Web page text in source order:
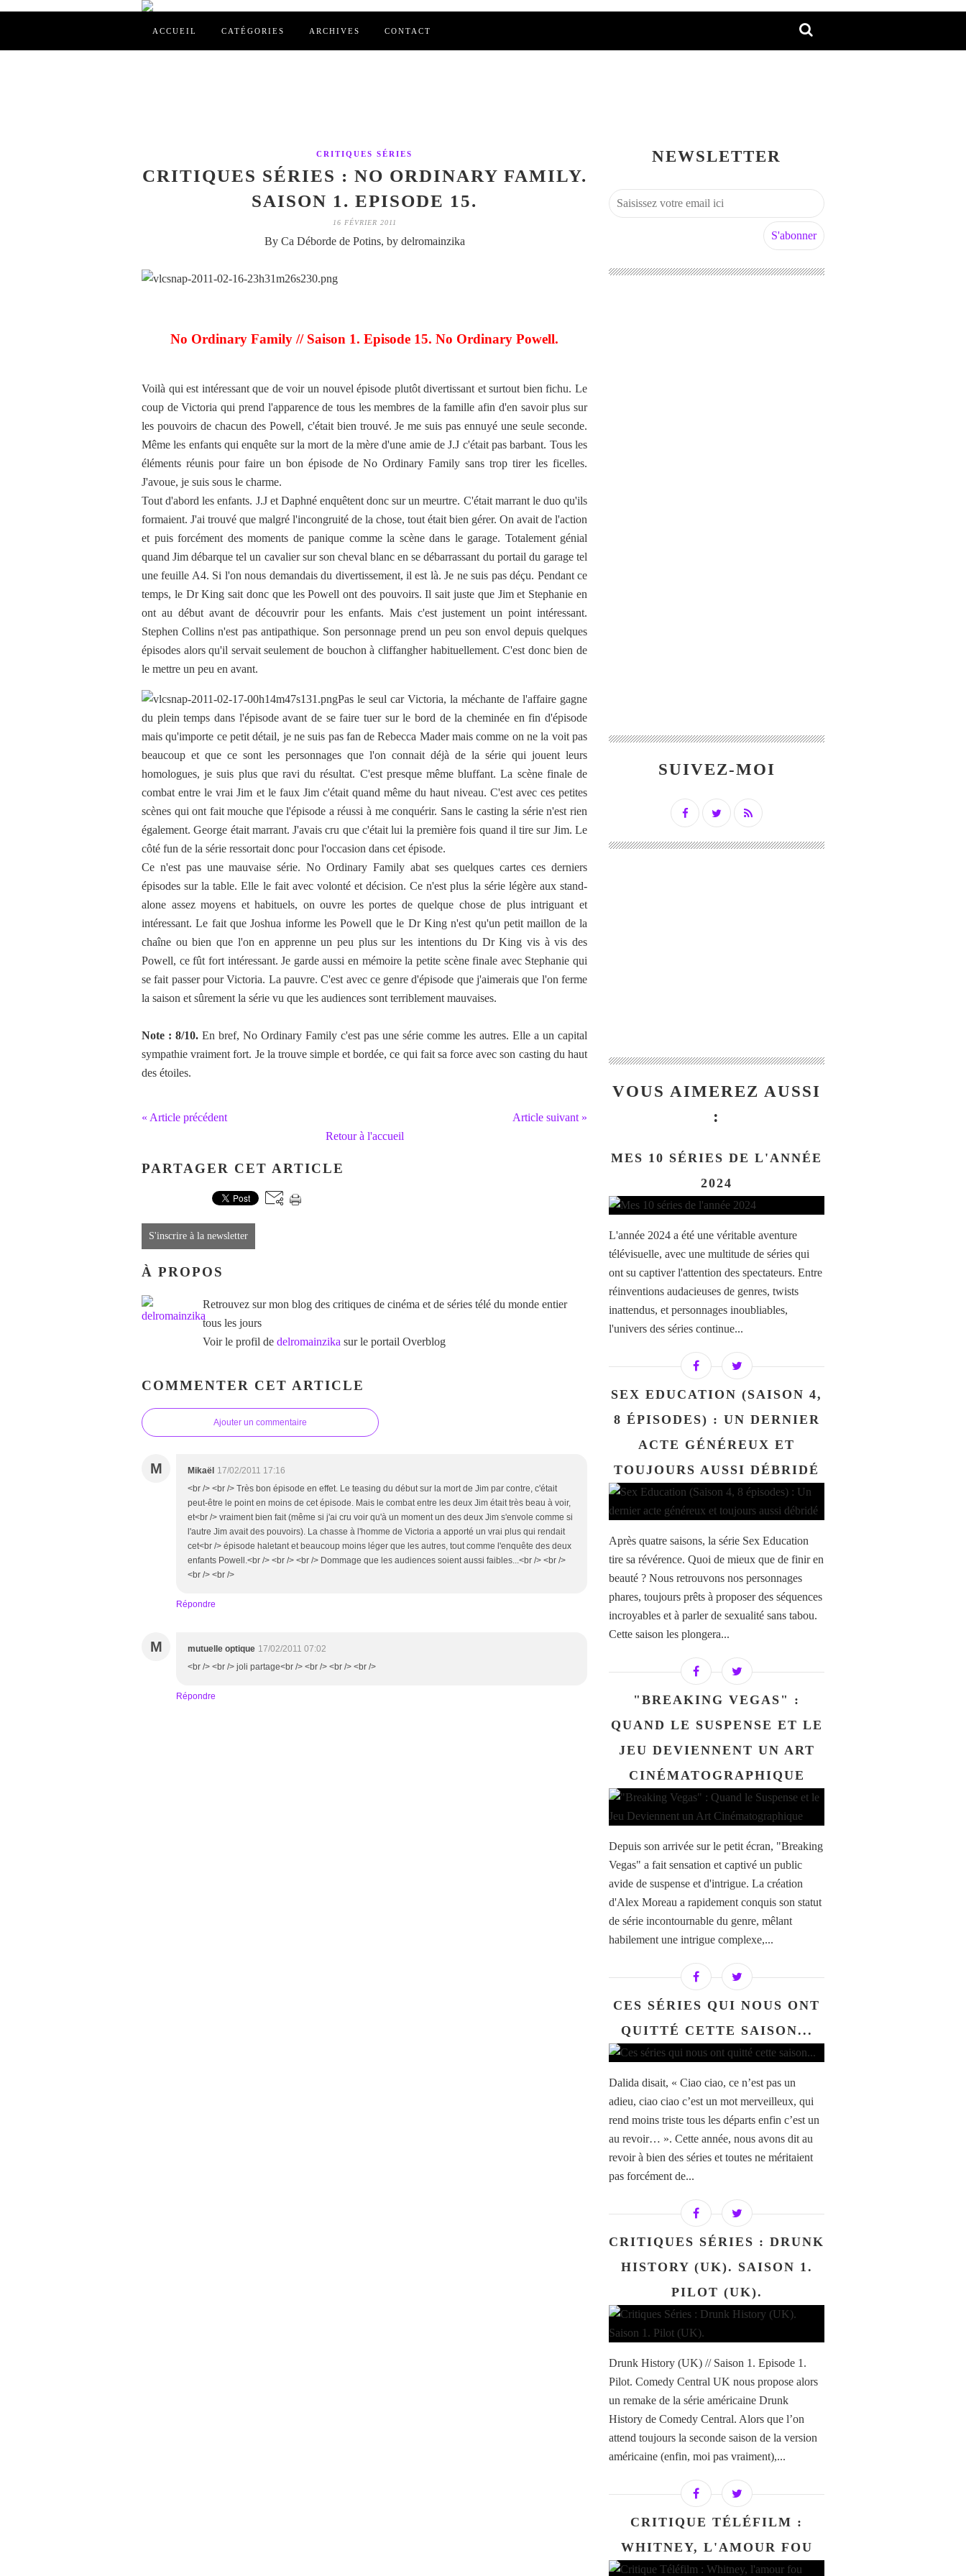
ACCUEIL CATÉGORIES ARCHIVES CONTACT
CRITIQUES SÉRIES
CRITIQUES SÉRIES : NO ORDINARY FAMILY.
SAISON 1. EPISODE 15.
16 FÉVRIER 2011
By Ca Déborde de Potins, by delromainzika
No Ordinary Family // Saison 1. Episode 15. No Ordinary Powell.
Voilà qui est intéressant que de voir un nouvel épisode plutôt divertissant et surtout bien fichu. Le
coup de Victoria qui prend l'apparence de tous les membres de la famille afin d'en savoir plus sur
les pouvoirs de chacun des Powell, c'était bien trouvé. Je me suis pas ennuyé une seule seconde.
Même les enfants qui enquête sur la mort de la mère d'une amie de J.J c'était pas barbant. Tous les
éléments réunis pour faire un bon épisode de No Ordinary Family sans trop tirer les ficelles.
J'avoue, je suis sous le charme.
Tout d'abord les enfants. J.J et Daphné enquêtent donc sur un meurtre. C'était marrant le duo qu'ils
formaient. J'ai trouvé que malgré l'incongruité de la chose, tout était bien gérer. On avait de l'action
et puis forcément des moments de panique comme la scène dans le garage. Totalement génial
quand Jim débarque tel un cavalier sur son cheval blanc en se débarrassant du portail du garage tel
une feuille A4. Si l'on nous demandais du divertissement, il est là. Je ne suis pas déçu. Pendant ce
temps, le Dr King sait donc que les Powell ont des pouvoirs. Il sait juste que Jim et Stephanie en
ont au début avant de découvrir pour les enfants. Mais c'est justement un point intéressant.
Stephen Collins n'est pas antipathique. Son personnage prend un peu son envol depuis quelques
épisodes alors qu'il servait seulement de bouchon à cliffangher habituellement. C'est donc bien de
le mettre un peu en avant.
Pas le seul car Victoria, la méchante de l'affaire gagne
du plein temps dans l'épisode avant de se faire tuer sur le bord de la cheminée en fin d'épisode
mais qu'importe ce petit détail, je ne suis pas fan de Rebecca Mader mais comme on ne la voit pas
beaucoup et que ce sont les personnages que l'on connait déjà de la série qui jouent leurs
homologues, je suis plus que ravi du résultat. C'est presque même bluffant. La scène finale de
combat entre le vrai Jim et le faux Jim c'était quand même du haut niveau. C'est avec ces petites
scènes qui ont fait mouche que l'épisode a réussi à me conquérir. Sans le casting la série n'est rien
également. George était marrant. J'avais cru que c'était lui la première fois quand il tire sur Jim. Le
côté fun de la série ressortait donc pour l'occasion dans cet épisode.
Ce n'est pas une mauvaise série. No Ordinary Family abat ses quelques cartes ces derniers
épisodes sur la table. Elle le fait avec volonté et décision. Ce n'est plus la série légère aux stand-
alone assez moyens et habituels, on ouvre les portes de quelque chose de plus intriguant et
intéressant. Le fait que Joshua informe les Powell que le Dr King n'est qu'un petit maillon de la
chaîne ou bien que l'on en apprenne un peu plus sur les intentions du Dr King vis à vis des
Powell, ce fût fort intéressant. Je garde aussi en mémoire la petite scène finale avec Stephanie qui
se fait passer pour Victoria. La pauvre. C'est avec ce genre d'épisode que j'aimerais que l'on ferme
la saison et sûrement la série vu que les audiences sont terriblement mauvaises.
Note : 8/10. En bref, No Ordinary Family c'est pas une série comme les autres. Elle a un capital
sympathie vraiment fort. Je la trouve simple et bordée, ce qui fait sa force avec son casting du haut
des étoiles.
« Article précédent
Article suivant »
Retour à l'accueil
PARTAGER CET ARTICLE
S'inscrire à la newsletter
À PROPOS
Retrouvez sur mon blog des critiques de cinéma et de séries télé du monde entier
tous les jours
Voir le profil de delromainzika sur le portail Overblog
COMMENTER CET ARTICLE
Ajouter un commentaire
M Mikaël 17/02/2011 17:16
<br /> <br /> Très bon épisode en effet. Le teasing du début sur la mort de Jim par contre, c'était
peut-être le point en moins de cet épisode. Mais le combat entre les deux Jim était très beau à voir,
et<br /> vraiment bien fait (même si j'ai cru voir qu'à un moment un des deux Jim s'envole comme si
l'autre Jim avait des pouvoirs). La chasse à l'homme de Victoria a apporté un vrai plus qui rendait
cet<br /> épisode haletant et beaucoup moins léger que les autres, tout comme l'enquête des deux
enfants Powell.<br /> <br /> <br /> Dommage que les audiences soient aussi faibles...<br /> <br />
<br /> <br />
Répondre
M mutuelle optique 17/02/2011 07:02
<br /> <br /> joli partage<br /> <br /> <br /> <br />
Répondre
NEWSLETTER
SUIVEZ-MOI
VOUS AIMEREZ AUSSI
:
MES 10 SÉRIES DE L'ANNÉE
2024
L'année 2024 a été une véritable aventure
télévisuelle, avec une multitude de séries qui
ont su captiver l'attention des spectateurs. Entre
réinventions audacieuses de genres, twists
inattendus, et personnages inoubliables,
l'univers des séries continue...
SEX EDUCATION (SAISON 4,
8 ÉPISODES) : UN DERNIER
ACTE GÉNÉREUX ET
TOUJOURS AUSSI DÉBRIDÉ
Après quatre saisons, la série Sex Education
tire sa révérence. Quoi de mieux que de finir en
beauté ? Nous retrouvons nos personnages
phares, toujours prêts à proposer des séquences
incroyables et à parler de sexualité sans tabou.
Cette saison les plongera...
"BREAKING VEGAS" :
QUAND LE SUSPENSE ET LE
JEU DEVIENNENT UN ART
CINÉMATOGRAPHIQUE
Depuis son arrivée sur le petit écran, "Breaking
Vegas" a fait sensation et captivé un public
avide de suspense et d'intrigue. La création
d'Alex Moreau a rapidement conquis son statut
de série incontournable du genre, mêlant
habilement une intrigue complexe,...
CES SÉRIES QUI NOUS ONT
QUITTÉ CETTE SAISON...
Dalida disait, « Ciao ciao, ce n’est pas un
adieu, ciao ciao c’est un mot merveilleux, qui
rend moins triste tous les départs enfin c’est un
au revoir… ». Cette année, nous avons dit au
revoir à bien des séries et toutes ne méritaient
pas forcément de...
CRITIQUES SÉRIES : DRUNK
HISTORY (UK). SAISON 1.
PILOT (UK).
Drunk History (UK) // Saison 1. Episode 1.
Pilot. Comedy Central UK nous propose alors
un remake de la série américaine Drunk
History de Comedy Central. Alors que l’on
attend toujours la seconde saison de la version
américaine (enfin, moi pas vraiment),...
CRITIQUE TÉLÉFILM :
WHITNEY, L'AMOUR FOU